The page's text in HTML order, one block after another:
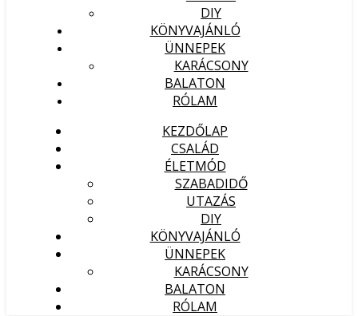
DIY
KÖNYVAJÁNLÓ
ÜNNEPEK
KARÁCSONY
BALATON
RÓLAM
KEZDŐLAP
CSALÁD
ÉLETMÓD
SZABADIDŐ
UTAZÁS
DIY
KÖNYVAJÁNLÓ
ÜNNEPEK
KARÁCSONY
BALATON
RÓLAM